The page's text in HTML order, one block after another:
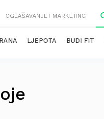
OGLAŠAVANJE I MARKETING
LJEPOTA BUDI FIT